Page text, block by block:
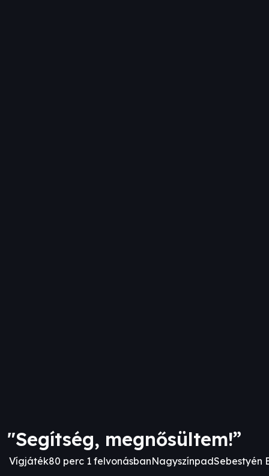
"Segítség, megnősültem!”
Vígjáték80 perc 1 felvonásbanNagyszínpadSebestyén